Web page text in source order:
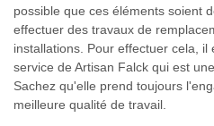
possible que ces éléments soient
effectuer des travaux de
installations. Pour effectuer cela,
service de Artisan Falck qui est
Sachez qu'elle prend toujours
meilleure qualité de travail.